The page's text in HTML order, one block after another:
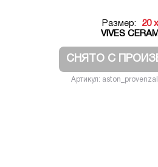
Размер:
20
VIVES
СНЯТО С
Артикул: